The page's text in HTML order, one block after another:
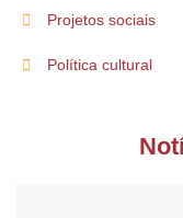
Projetos sociais
Política cultural